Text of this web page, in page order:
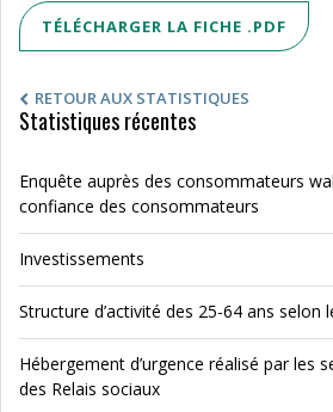
TÉLÉCHARGER LA FICHE .PDF
RETOUR AUX STATISTIQUES
Statistiques récentes
Enquête auprès des consommateurs
confiance des consommateurs
Investissements
Structure d’activité des 25-64 ans selon
Hébergement d’urgence réalisé par les
des Relais sociaux